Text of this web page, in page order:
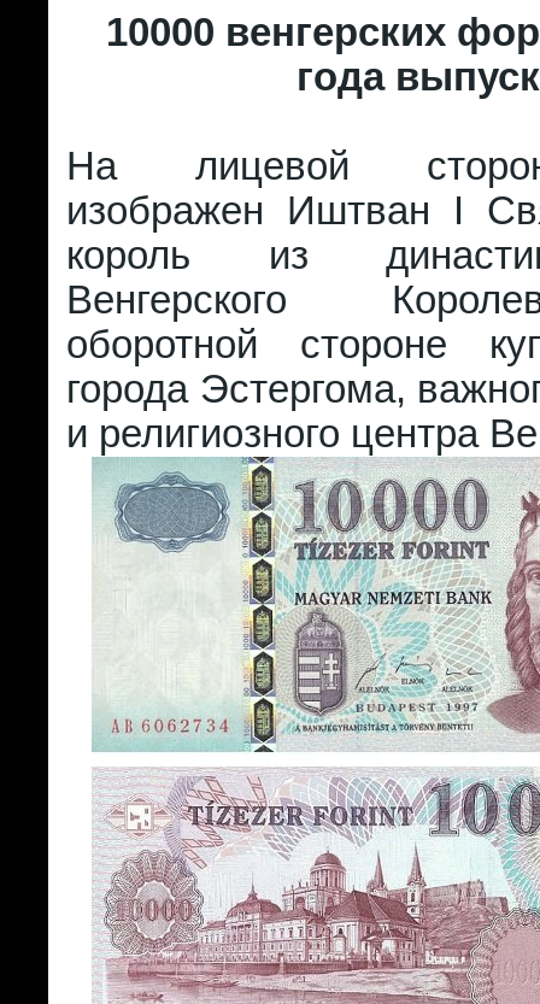
10000 венгерских
года
На лицевой
изображен Иштван I
король из
Венгерского
оборотной стороне
города Эстергома,
и религиозного центра